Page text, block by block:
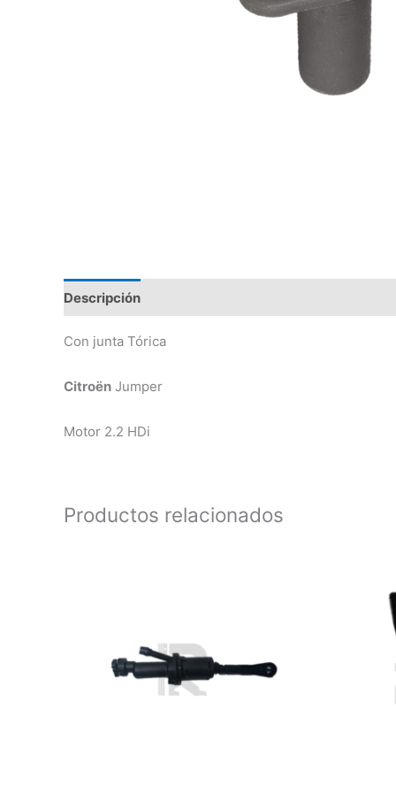
Descripción
Con junta Tórica
Citroën Jumper
Motor 2.2 HDi
Productos relacionados